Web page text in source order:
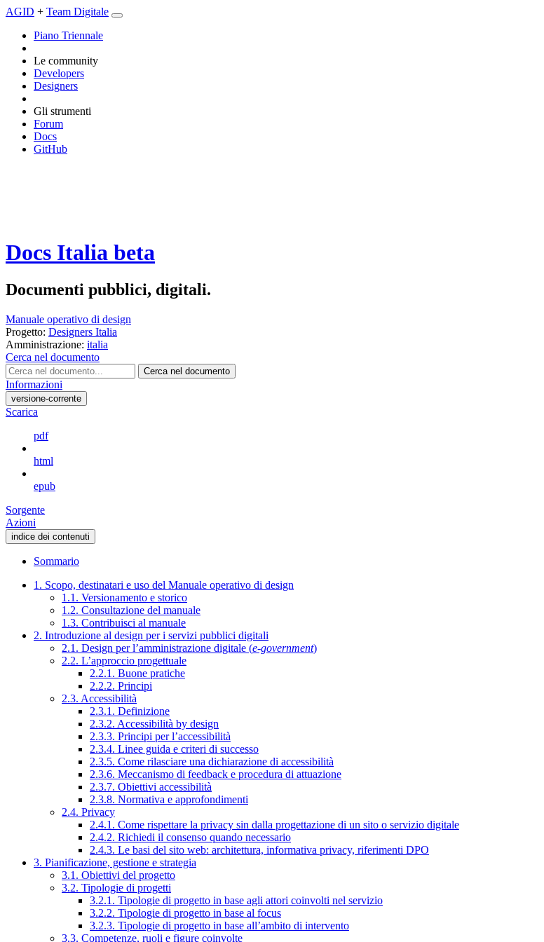
AGID + Team Digitale
Piano Triennale
Le community
Developers
Designers
Gli strumenti
Forum
Docs
GitHub
Docs Italia beta
Documenti pubblici, digitali.
Manuale operativo di design
Progetto: Designers Italia
Amministrazione: italia
Cerca nel documento
Cerca nel documento
Informazioni
versione-corrente
Scarica
pdf
html
epub
Sorgente
Azioni
indice dei contenuti
Sommario
1. Scopo, destinatari e uso del Manuale operativo di design
1.1. Versionamento e storico
1.2. Consultazione del manuale
1.3. Contribuisci al manuale
2. Introduzione al design per i servizi pubblici digitali
2.1. Design per l’amministrazione digitale (e-government)
2.2. L’approccio progettuale
2.2.1. Buone pratiche
2.2.2. Principi
2.3. Accessibilità
2.3.1. Definizione
2.3.2. Accessibilità by design
2.3.3. Principi per l’accessibilità
2.3.4. Linee guida e criteri di successo
2.3.5. Come rilasciare una dichiarazione di accessibilità
2.3.6. Meccanismo di feedback e procedura di attuazione
2.3.7. Obiettivi accessibilità
2.3.8. Normativa e approfondimenti
2.4. Privacy
2.4.1. Come rispettare la privacy sin dalla progettazione di un sito o servizio digitale
2.4.2. Richiedi il consenso quando necessario
2.4.3. Le basi del sito web: architettura, informativa privacy, riferimenti DPO
3. Pianificazione, gestione e strategia
3.1. Obiettivi del progetto
3.2. Tipologie di progetti
3.2.1. Tipologie di progetto in base agli attori coinvolti nel servizio
3.2.2. Tipologie di progetto in base al focus
3.2.3. Tipologie di progetto in base all’ambito di intervento
3.3. Competenze, ruoli e figure coinvolte